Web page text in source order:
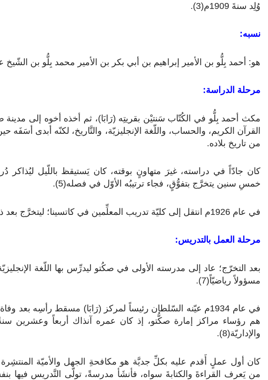
وُلِد سنةَ 1909م(3).
نسبه:
هو: أحمد بِلُّو بن الأمير إبراهيم بن أبي بكر بن الأمير محمد بِلُّو بن الشّيخ
مرحلة الدراسة:
مكث أحمد بِلُّو في الكُتّاب سَنتيْن بقريتِه (رَابَا)، ثم أخذه أخوه إلى مدينة
القرآن الكريم، والحساب، واللّغة الإنجليزيّة، والتَّاريخ، لكنّه أبدى أسَفَه
من تاريخ بلاده.
كان جادّاً في دراسته، غيرَ متهاونٍ بوقته، كان يَستيقظ باللّيل
خمسِ سنين يتخرَّج بتفوُّقٍ، فجاء ترتيبُه الأوّل في فصله(5).
في عام 1926م انتقل إلى كليّة تدريب المعلِّمين في كاتسينا؛ ليتخرَّج بعد ذلك معلِّماً(6).
مرحلة العمل بالتدريس:
بعد التخرّج؛ عاد إلى مدرسته الأولى في صكُتو ليدرِّس بها اللّغة
مسؤولاً رياضيّاً(7).
هم رؤساء مراكز إمارة صكُّتو، إذ كان عمره آنذاك أربعاً وعشرين
والإداريّة(8).
كان أول عملٍ أَقدم عليه بكلِّ جديَّة هو مكافحةِ الجهل والأميّة
من يَعرف القراءةَ والكتابةَ سواه، فأنشَأ مدرسةً، تولّى التَّدريس فيها